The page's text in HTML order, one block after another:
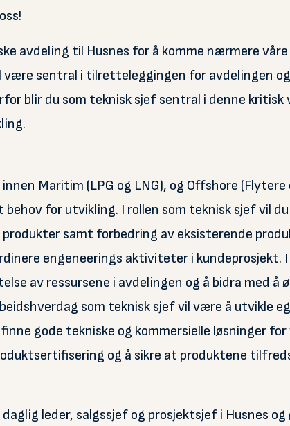
avdeling til Husnes for å komme nærmere
være sentral i tilretteleggingen for avdelingen
blir du som teknisk sjef sentral i denne kritisk
Maritim (LPG og LNG), og Offshore
for utvikling. I rollen som teknisk sjef vil du
samt forbedring av eksisterende
engeneerings aktiviteter i kundeprosjekt.
av ressursene i avdelingen og å bidra med å
som teknisk sjef vil være å utvikle
gode tekniske og kommersielle løsninger for
og å sikre at produktene
leder, salgssjef og prosjektsjef i Husnes og